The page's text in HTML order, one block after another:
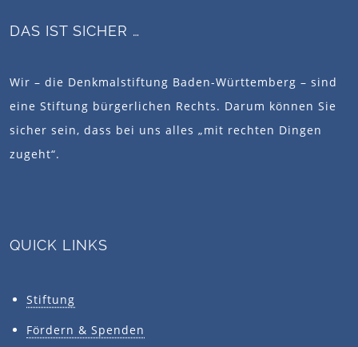
DAS IST SICHER …
Wir – die Denkmalstiftung Baden-Württemberg – sind
eine Stiftung bürgerlichen Rechts. Darum können Sie
sicher sein, dass bei uns alles „mit rechten Dingen
zugeht“.
QUICK LINKS
Stiftung
Fördern & Spenden